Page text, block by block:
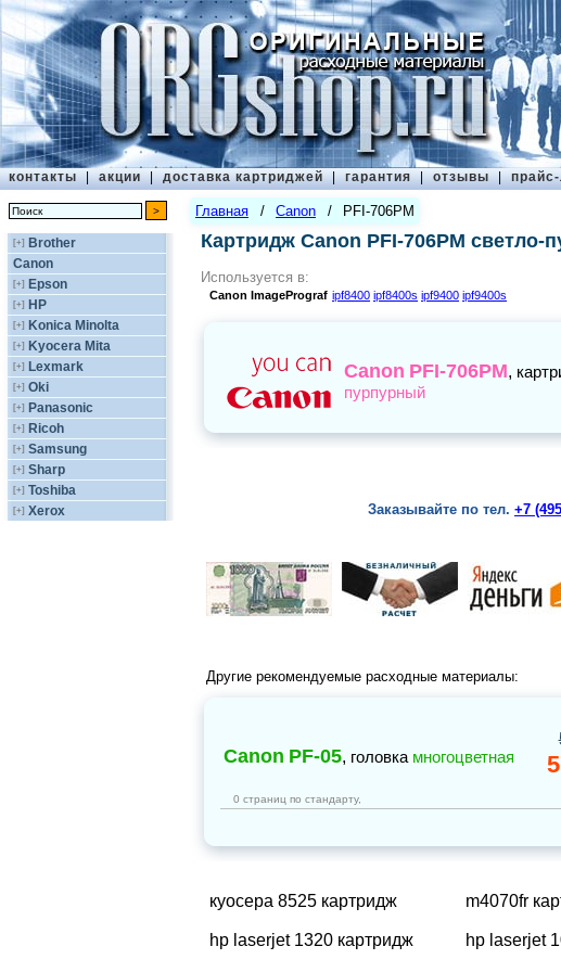
контакты | акции | доставка картриджей | гарантия | отзывы |
[+] Brother
Canon
[+] Epson
[+] HP
[+] Konica Minolta
[+] Kyocera Mita
[+] Lexmark
[+] Oki
[+] Panasonic
[+] Ricoh
[+] Samsung
[+] Sharp
[+] Toshiba
[+] Xerox
Главная / Canon / PFI-706PM
Картридж Canon PFI-706PM светло-
Используется в:
Canon ImagePrograf ipf8400 ipf8400s ipf9400 ipf9400s
Canon PFI-706PM,
пурпурный
Заказывайте по тел. +7
Другие рекомендуемые расходные материалы:
Canon PF-05, головка многоцветная
0 страниц по стандарту,
куосера 8525 картридж m4070fr
hp laserjet 1320 картридж hp laserjet